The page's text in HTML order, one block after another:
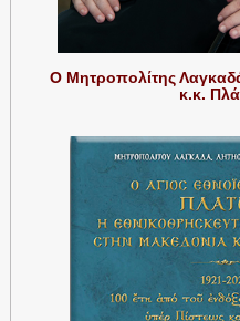
Ο Μητροπολίτης
κ.κ.